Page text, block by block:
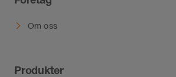
Om oss
Produkter